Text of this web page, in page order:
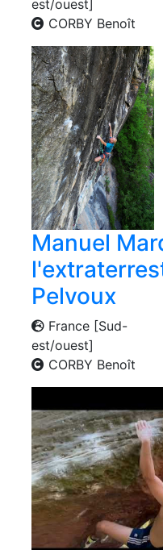
est/ouest]
CORBY Benoît
Manuel
Pelvoux
France [Sud-
est/ouest]
CORBY Benoît